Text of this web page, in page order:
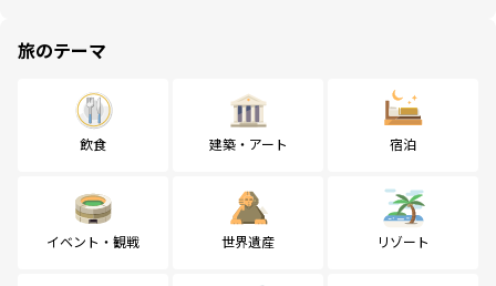
旅のテーマ
飲食 建築・アート 宿泊
イベント・観戦 世界遺産 リゾート